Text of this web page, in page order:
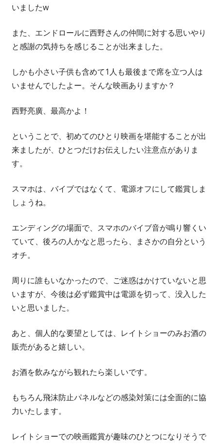
いましたw
また、エンドロールに西野さんの仲間に対する思いやり
と感謝の気持ちを感じることが出来ました。
しかも小さい子供も含めて1人も最後まで席を立つ人は
いませんでしたよー。そんな映画ありますか？
西野亮廣、最高かよ！
ということで、初めてのひとり映画を堪能することが出
来ましたが、ひとつだけお伝えしたい注意点がありま
す。
スマホは、バイブではなくて、電源オフにして鑑賞しま
しょうね。
エンディングの場面で、スマホのバイブ音が鳴り響くい
ていて、後ろの人かなと思ったら、まさかの自分という
オチ。
周りに誰もいなかったので、ご迷惑はかけていないと思
いますが、今後は必ず鑑賞中は電源を切って、没入した
いと思いました。
あと、個人的な要望としては、レイトショーのみお酒の
販売があると嬉しい。
お酒を飲みながら観れたら楽しいです。
もちろん飛沫防止パネルなどの感染対策には全面的に協
力いたします。
レイトショーでの映画鑑賞が趣味のひとつになりそうで